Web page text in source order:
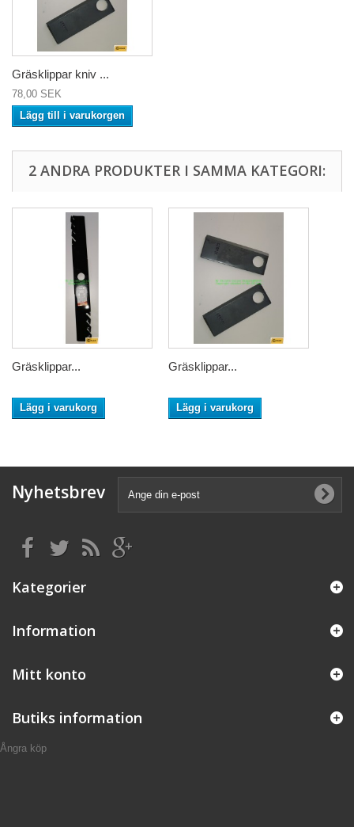
Gräsklippar kniv ...
78,00 SEK
Lägg till i varukorgen
2 ANDRA PRODUKTER I SAMMA KATEGORI:
Gräsklippar...
Lägg i varukorg
Gräsklippar...
Lägg i varukorg
Nyhetsbrev
Kategorier
Information
Mitt konto
Butiks information
Ångra köp